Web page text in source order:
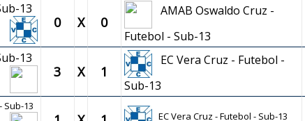
13
0 X 0
AMAB Oswaldo Cruz -
Futebol - Sub-13
13
3 X 1
EC Vera Cruz - Futebol -
Sub-13
Sub-13
EC Vera Cruz - Futebol - Sub-13